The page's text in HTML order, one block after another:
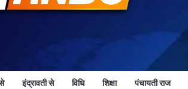
इंद्रावती से विधि शिक्षा पंचायती राज